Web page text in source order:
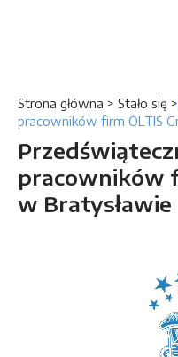
Strona główna > Stało się >
pracowników firm OLTIS
pracowników
w Bratysławie